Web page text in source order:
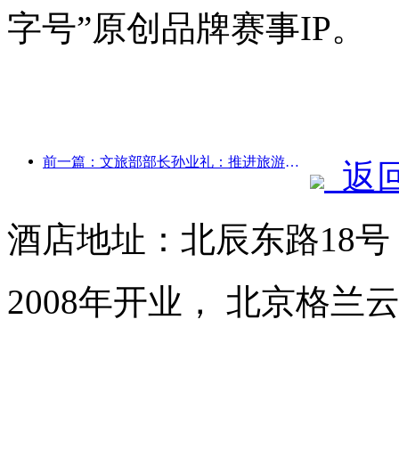
字号”原创品牌赛事IP。
前一篇：文旅部部长孙业礼：推进旅游强国建设，丰富高品质旅游产品供给
返
酒店地址：北辰东路18
2008年开业， 北京格